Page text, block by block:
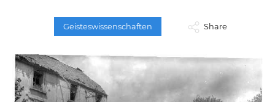
Geisteswissenschaften Share